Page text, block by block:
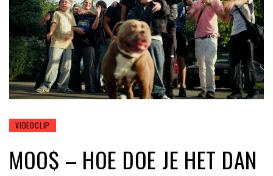
VIDEOCLIP
MOO$ – HOE DOE JE HET DAN